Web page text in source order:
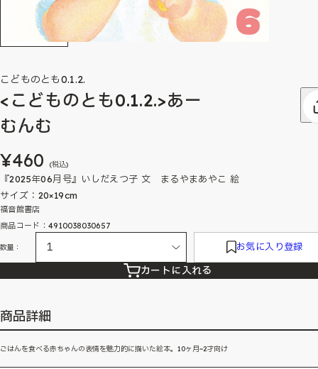
こどものとも0.1.2.
<こどものとも0.1.2.>あー
むんむ
¥460 (税込)
『2025年06月号』いしだえつ子 文 まるやまあやこ 絵
サイズ：20×19cm
福音館書店
商品コード：4910038030657
数量： お気に入り登録
カートに入れる
商品詳細
ごはんを食べる赤ちゃんの表情を魅力的に描いた絵本。10ヶ月~2才向け